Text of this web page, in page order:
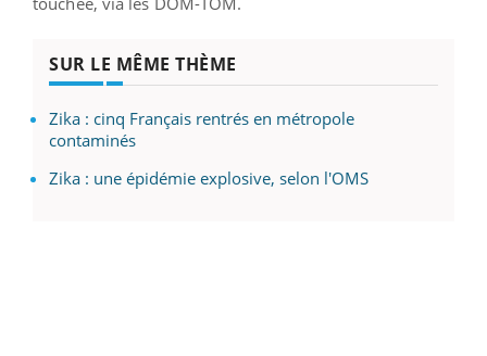
SUR LE MÊME THÈME
Zika : cinq Français rentrés en métropole
contaminés
Zika : une épidémie explosive, selon l'OMS